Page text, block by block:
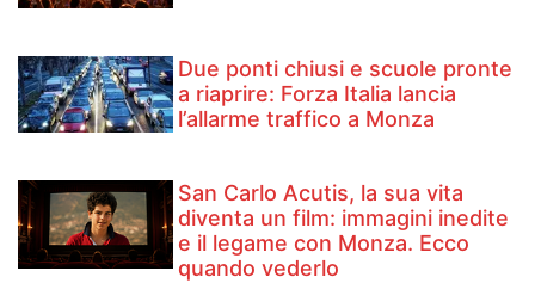
Due ponti chiusi e scuole pronte
a riaprire: Forza Italia lancia
l’allarme traffico a Monza
San Carlo Acutis, la sua vita
diventa un film: immagini inedite
e il legame con Monza. Ecco
quando vederlo